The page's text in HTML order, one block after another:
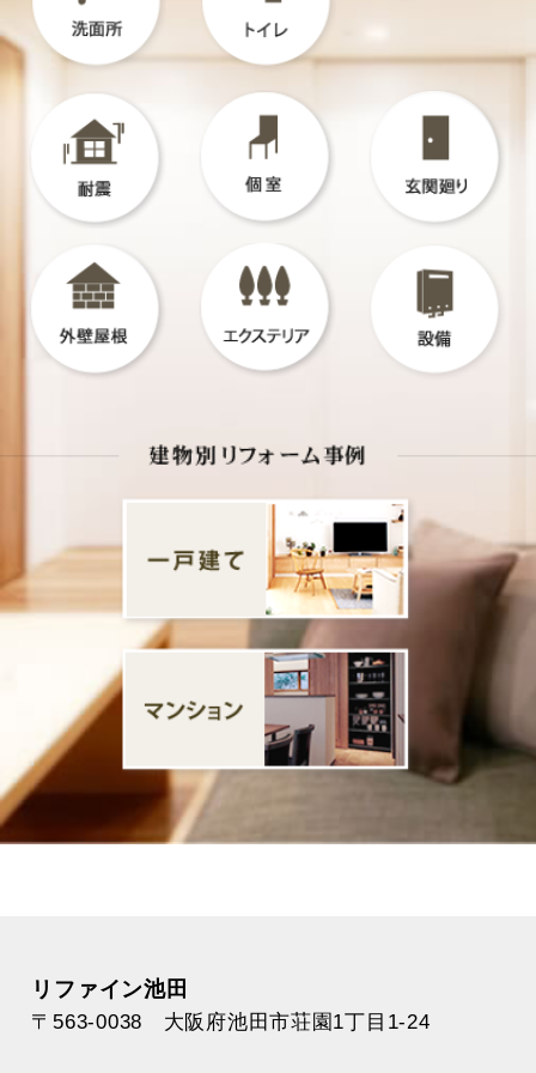
リファイン池田
〒563-0038 大阪府池田市荘園1丁目1-24